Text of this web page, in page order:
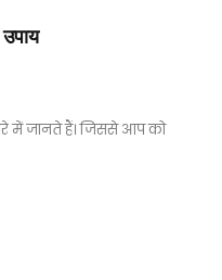
में जानते हैं। जिससे आप को